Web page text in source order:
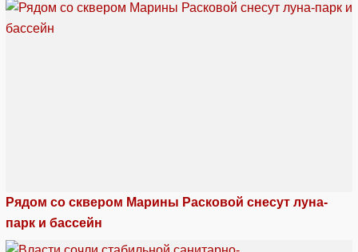
Рядом со сквером Марины Расковой снесут луна-
парк и бассейн